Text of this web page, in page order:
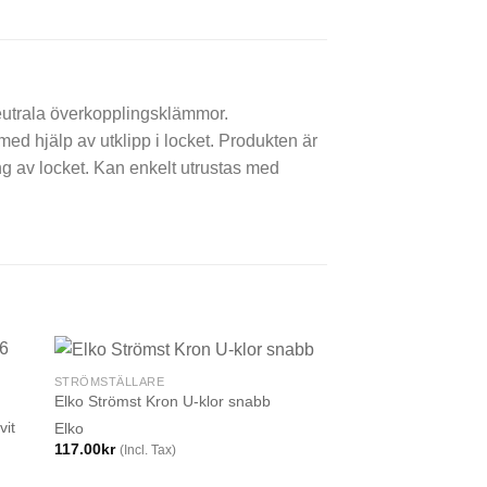
överkopplingsklämmor.
hjälp av utklipp i locket. Produkten är
av locket. Kan enkelt utrustas med
STRÖMSTÄLLARE
Elko Strömst Kron U-klor snabb
Elko
117.00kr (Incl. Tax)